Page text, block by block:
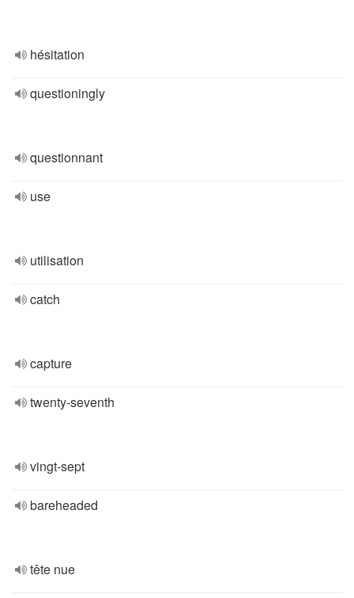
hésitation
questioningly
questionnant
use
utilisation
catch
capture
twenty-seventh
vingt-sept
bareheaded
tête nue